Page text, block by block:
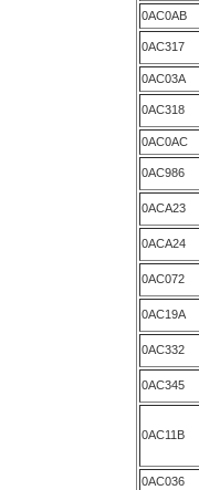
0AC0AB
0AC317
0AC03A
0AC318
0AC0AC
0AC986
0ACA23
0ACA24
0AC072
0AC19A
0AC332
0AC345
0AC11B
0AC036